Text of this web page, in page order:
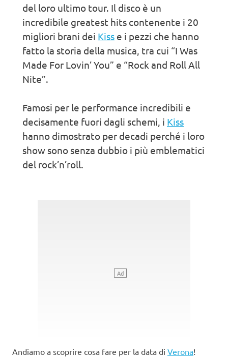
del loro ultimo tour. Il disco è un
incredibile greatest hits contenente i 20
migliori brani dei Kiss e i pezzi che hanno
fatto la storia della musica, tra cui “I Was
Made For Lovin’ You” e “Rock and Roll All
Nite”.
Famosi per le performance incredibili e
decisamente fuori dagli schemi, i Kiss
hanno dimostrato per decadi perché i loro
show sono senza dubbio i più emblematici
del rock’n’roll.
Andiamo a scoprire cosa fare per la data di Verona!